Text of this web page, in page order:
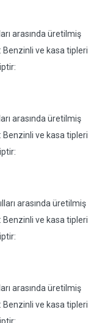
arasında üretilmiş
Benzinli ve kasa tipleri
arasında üretilmiş
Benzinli ve kasa tipleri
arasında üretilmiş
Benzinli ve kasa tipleri
arasında üretilmiş
Benzinli ve kasa tipleri